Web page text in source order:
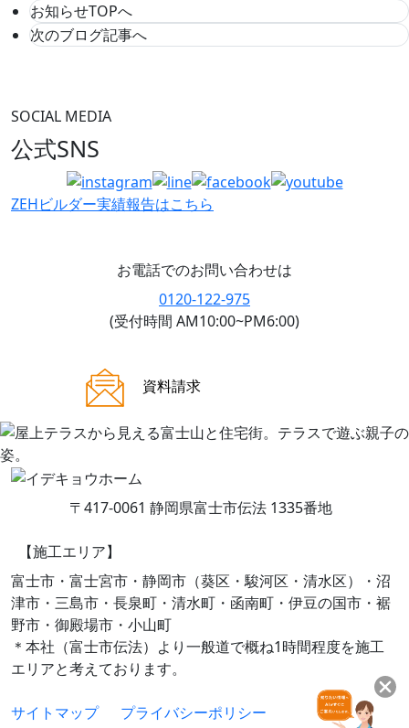
お知らせTOPへ
次のブログ記事へ
SOCIAL MEDIA
公式SNS
ZEHビルダー実績報告はこちら
お電話でのお問い合わせは
0120-122-975
(受付時間 AM10:00~PM6:00)
資料請求
〒417-0061 静岡県富士市伝法 1335番地
【施工エリア】
富士市・富士宮市・静岡市（葵区・駿河区・清水区）・沼
津市・三島市・長泉町・清水町・函南町・伊豆の国市・裾
野市・御殿場市・小山町
＊本社（富士市伝法）より一般道で概ね1時間程度を施工
エリアと考えております。
サイトマップ プライバシーポリシー